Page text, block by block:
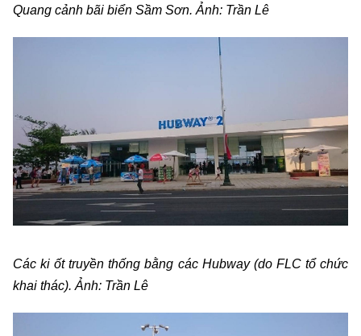
Quang cảnh bãi biển Sầm Sơn. Ảnh: Trần Lê
Các ki ốt truyền thống bằng các Hubway (do FLC tổ chức
khai thác). Ảnh: Trần Lê